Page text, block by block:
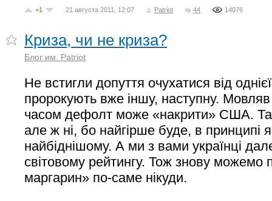
+1 21 августа 2011, 12:07 Patriot 44 14076
Криза, чи не криза?
Блог им. Patriot
Не встигли допуття очухатися від
пророкують вже іншу, наступну.
часом дефолт може «накрити» США.
але ж ні, бо найгірше буде, в принципі
найбіднішому. А ми з вами українці
світовому рейтингу. Тож знову можемо
маргарин» по-саме нікуди.